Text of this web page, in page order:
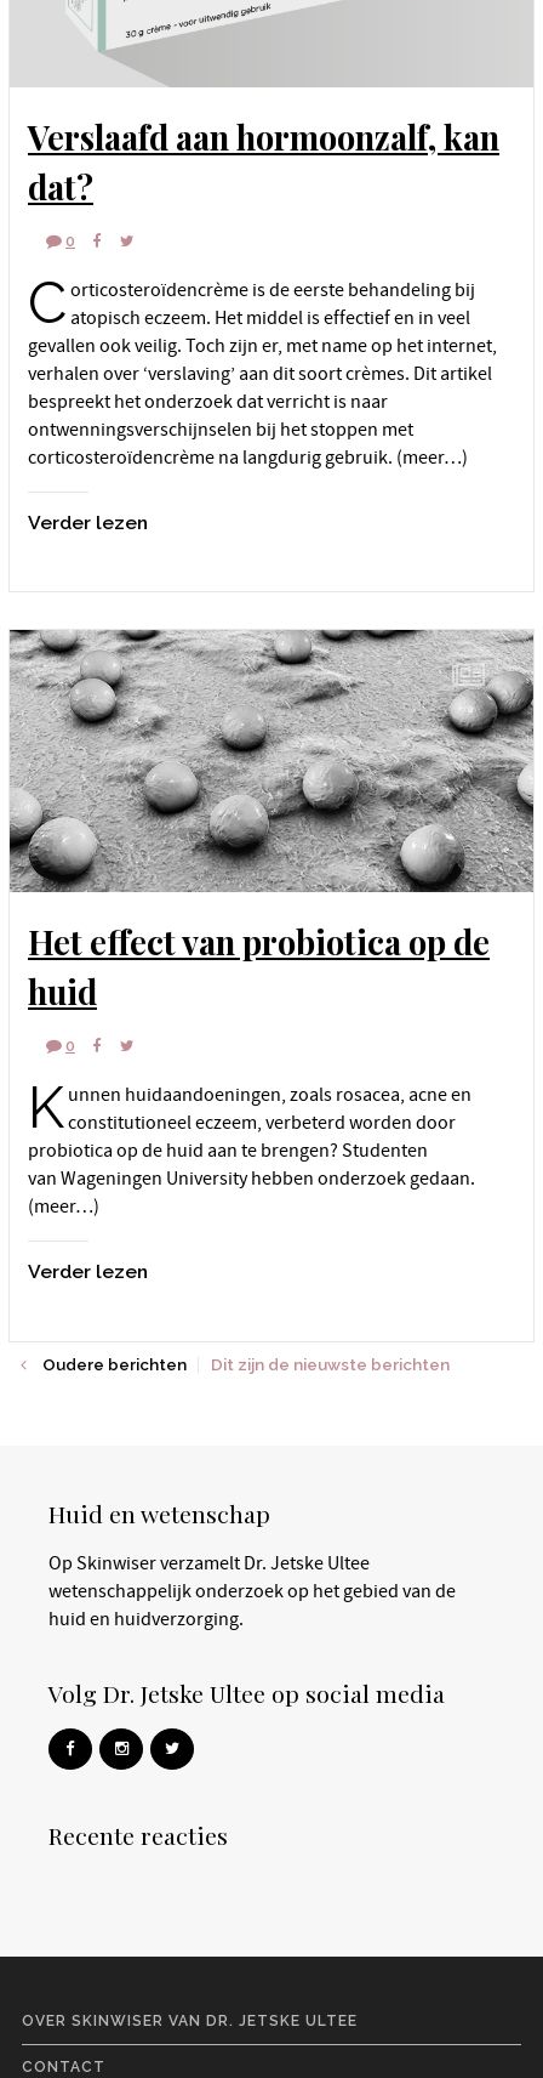
Verslaafd aan hormoonzalf, kan
dat?
0
C orticosteroïdencrème is de eerste behandeling bij
atopisch eczeem. Het middel is effectief en in veel
gevallen ook veilig. Toch zijn er, met name op het internet,
verhalen over ‘verslaving’ aan dit soort crèmes. Dit artikel
bespreekt het onderzoek dat verricht is naar
ontwenningsverschijnselen bij het stoppen met
corticosteroïdencrème na langdurig gebruik. (meer…)
Verder lezen
Het effect van probiotica op de
huid
0
K unnen huidaandoeningen, zoals rosacea, acne en
constitutioneel eczeem, verbeterd worden door
probiotica op de huid aan te brengen? Studenten
van Wageningen University hebben onderzoek gedaan.
(meer…)
Verder lezen
Oudere berichten Dit zijn de nieuwste berichten
Huid en wetenschap
Op Skinwiser verzamelt Dr. Jetske Ultee
wetenschappelijk onderzoek op het gebied van de
huid en huidverzorging.
Volg Dr. Jetske Ultee op social media
Recente reacties
OVER SKINWISER VAN DR. JETSKE ULTEE
CONTACT